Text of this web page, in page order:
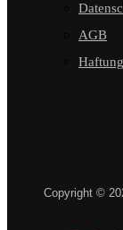
AGB
Copyright ©